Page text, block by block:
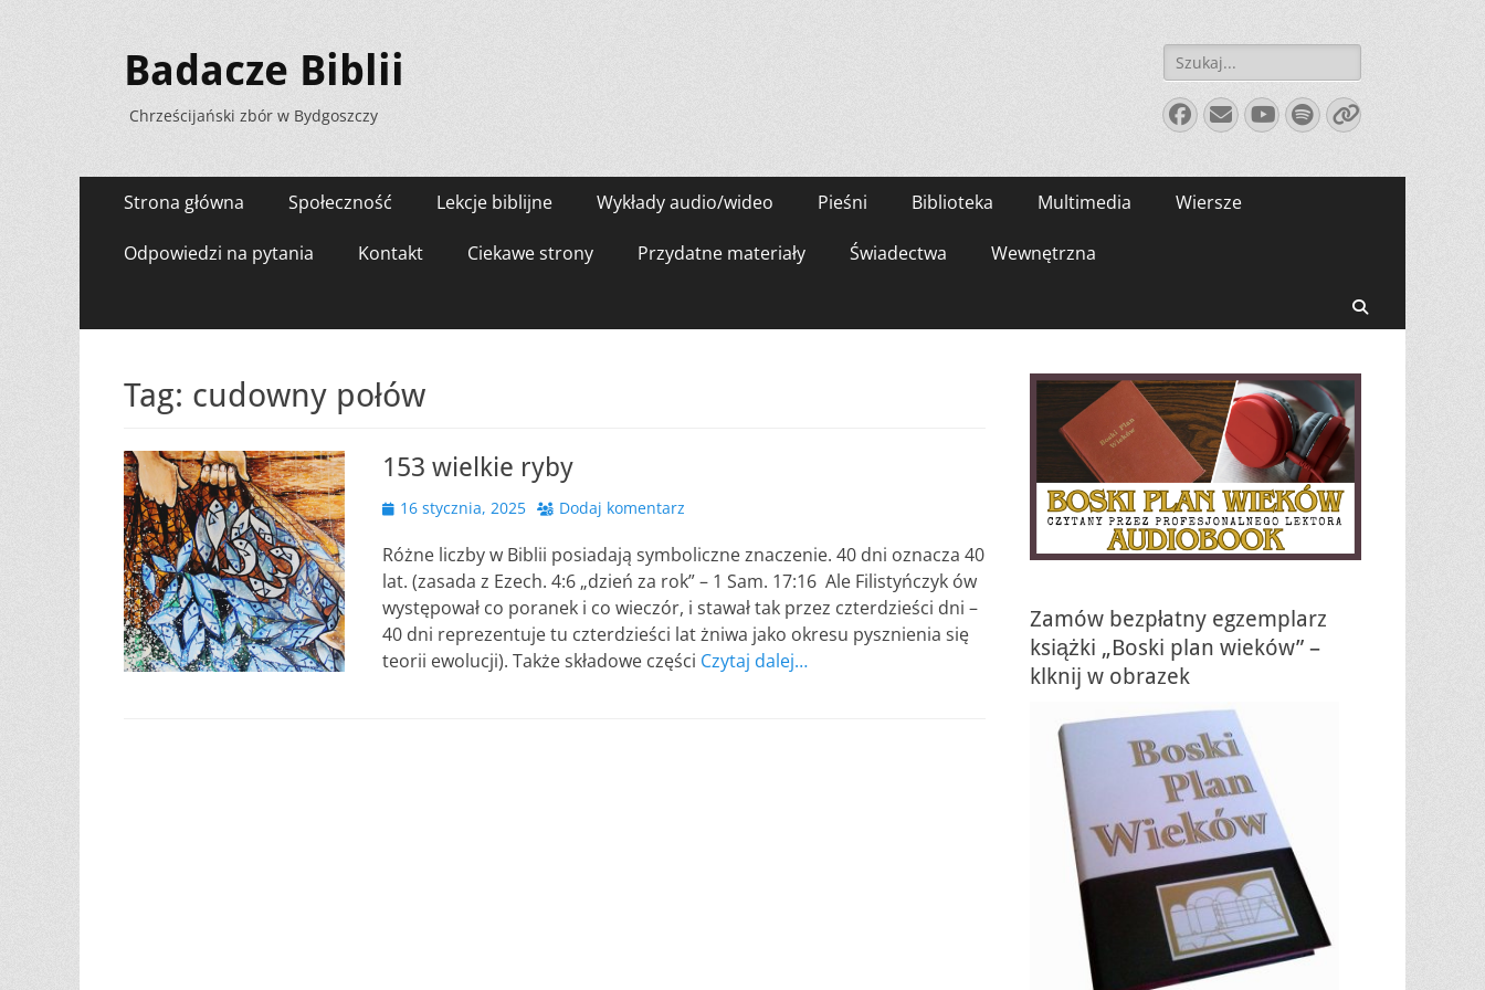
Badacze Biblii
Chrześcijański zbór w Bydgoszczy
Szukaj:
Facebook
E-
mail
YouTube
Spotify
Link
Menu
zawartości
Strona główna Społeczność Lekcje biblijne Wykłady audio/wideo Pieśni Biblioteka Multimedia Wiersze
Odpowiedzi na pytania Kontakt Ciekawe strony Przydatne materiały Świadectwa Wewnętrzna
Tag: cudowny połów
153 wielkie ryby
Opublikowano
16 stycznia, 2025 Dodaj komentarz
Różne liczby w Biblii posiadają symboliczne znaczenie. 40 dni oznacza 40
lat. (zasada z Ezech. 4:6 „dzień za rok” – 1 Sam. 17:16 Ale Filistyńczyk ów
występował co poranek i co wieczór, i stawał tak przez czterdzieści dni –
40 dni reprezentuje tu czterdzieści lat żniwa jako okresu pysznienia się
teorii ewolucji). Także składowe części Czytaj dalej…
Zamów bezpłatny egzemplarz
książki „Boski plan wieków” –
klknij w obrazek